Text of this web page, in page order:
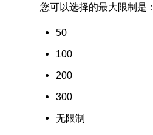
您可以选择的最大限制是：
50
100
200
300
无限制